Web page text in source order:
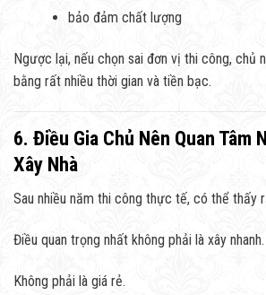
bảo đảm chất lượng
Ngược lại, nếu chọn sai đơn vị thi công, chủ
bằng rất nhiều thời gian và tiền bạc.
6. Điều Gia Chủ Nên Quan Tâm
Xây Nhà
Sau nhiều năm thi công thực tế, có thể thấy
Điều quan trọng nhất không phải là xây nhanh.
Không phải là giá rẻ.